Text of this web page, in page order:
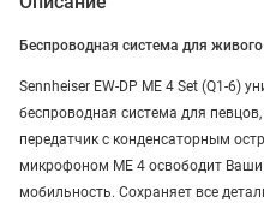
Беспроводная система для живого
Sennheiser EW-DP ME 4 Set (Q1-6)
беспроводная система для
передатчик с конденсаторным
микрофоном ME 4 освободит
мобильность. Сохраняет все